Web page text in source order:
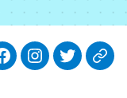
facebookInstagram
twitter